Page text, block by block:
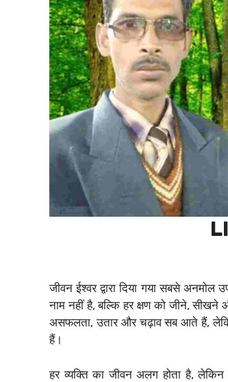
जीवन ईश्वर द्वारा दिया गया सबसे
नाम नहीं है, बल्कि हर क्षण को जीने,
असफलता, उतार और चढ़ाव सब आते हैं,
हैं।
हर व्यक्ति का जीवन अलग होता है,